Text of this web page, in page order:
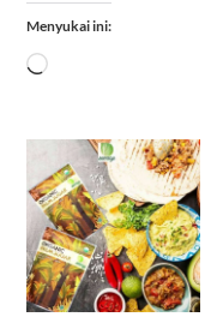
Menyukai ini:
Memuat...